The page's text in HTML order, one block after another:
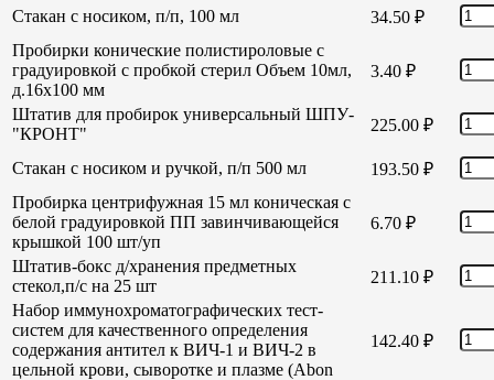
Стакан с носиком, п/п, 100 мл 34.50 ₽
Пробирки конические полистироловые с
градуировкой с пробкой стерил Объем 10мл,
д.16х100 мм
3.40 ₽
Штатив для пробирок универсальный ШПУ-
"КРОНТ"
225.00 ₽
Стакан с носиком и ручкой, п/п 500 мл 193.50 ₽
Пробирка центрифужная 15 мл коническая с
белой градуировкой ПП завинчивающейся
крышкой 100 шт/уп
6.70 ₽
Штатив-бокс д/хранения предметных
стекол,п/с на 25 шт
211.10 ₽
Набор иммунохроматографических тест-
систем для качественного определения
содержания антител к ВИЧ-1 и ВИЧ-2 в
цельной крови, сыворотке и плазме (Abon
142.40 ₽